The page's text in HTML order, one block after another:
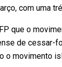
com uma
que o
de cessar-
o movimento